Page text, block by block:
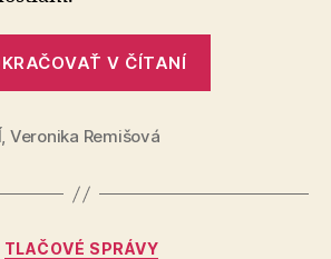
V ČÍTANÍ
, Veronika Remišová
Kategórie
TLAČOVÉ SPRÁVY